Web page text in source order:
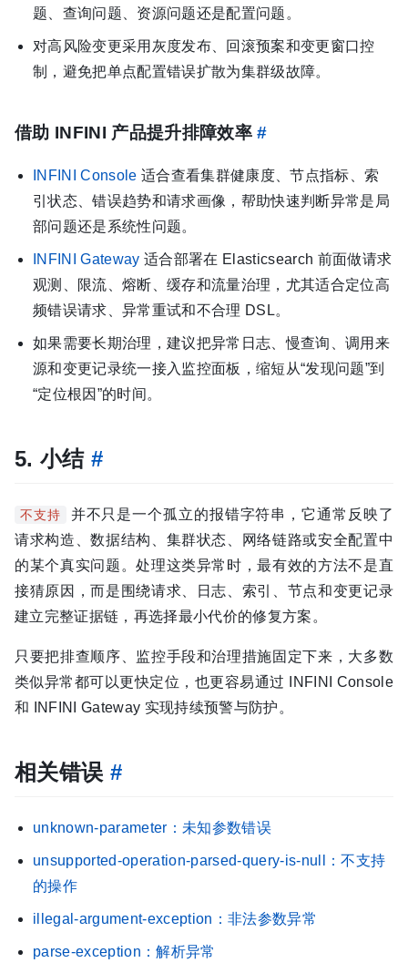
题、查询问题、资源问题还是配置问题。
对高风险变更采用灰度发布、回滚预案和变更窗口控
制，避免把单点配置错误扩散为集群级故障。
借助 INFINI 产品提升排障效率#
INFINI Console 适合查看集群健康度、节点指标、索
引状态、错误趋势和请求画像，帮助快速判断异常是局
部问题还是系统性问题。
INFINI Gateway 适合部署在 Elasticsearch 前面做请求
观测、限流、熔断、缓存和流量治理，尤其适合定位高
频错误请求、异常重试和不合理 DSL。
如果需要长期治理，建议把异常日志、慢查询、调用来
源和变更记录统一接入监控面板，缩短从“发现问题”到
“定位根因”的时间。
5. 小结 #
不支持
并不只是一个孤立的报错字符串，它通常反映了
请求构造、数据结构、集群状态、网络链路或安全配置中
的某个真实问题。处理这类异常时，最有效的方法不是直
接猜原因，而是围绕请求、日志、索引、节点和变更记录
建立完整证据链，再选择最小代价的修复方案。
只要把排查顺序、监控手段和治理措施固定下来，大多数
类似异常都可以更快定位，也更容易通过 INFINI Console
和 INFINI Gateway 实现持续预警与防护。
相关错误 #
unknown-parameter：未知参数错误
unsupported-operation-parsed-query-is-null：不支持
的操作
illegal-argument-exception：非法参数异常
parse-exception：解析异常